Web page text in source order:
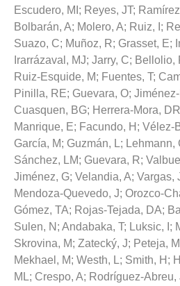
Escudero, MI ; Reyes, JT;
Bolbarán, A; Molero, A; Ruiz, I ;
Suazo, C; Muñoz, R; Grasset, E;
Irarrázaval, MJ; Jarry, C; Bellolio,
Ruiz-Esquide, M; Fuentes, T;
Pinilla, RE; Guevara, O;
Cuasquen, BG; Herrera-Mora, DR
Manrique, E; Facundo, H ; Vélez-
García, M; Guzmán, L; Lehmann,
Sánchez, LM; Guevara, R;
Jiménez, G; Velandia, A; Vargas,
Mendoza-Quevedo, J; Orozco-
Gómez, TA; Rojas-Tejada, DA;
Sulen, N ; Andabaka, T; Luksic, I ;
Skrovina, M; Zatecký, J; Peteja, M
Mekhael, M; Westh, L; Smith, H ;
ML; Crespo, A; Rodríguez-Abreu,